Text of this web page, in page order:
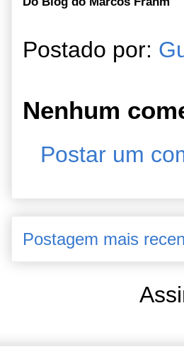
Postado por:
Nenhum
Postar um
Postagem mais